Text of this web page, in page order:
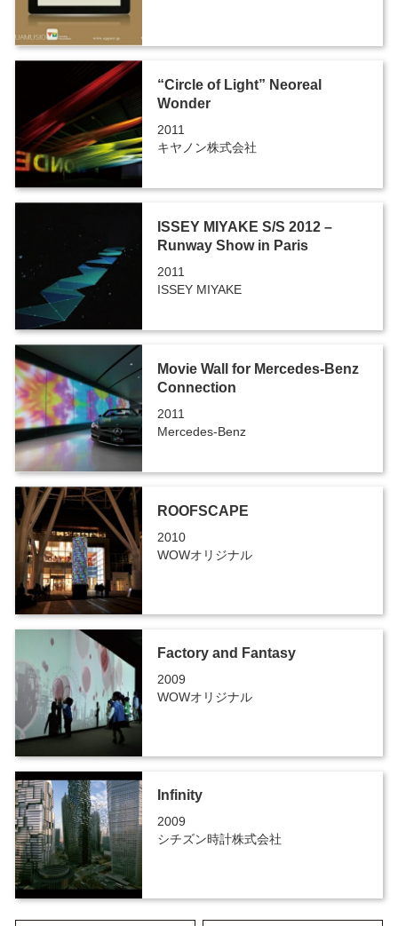
“Circle of Light” Neoreal
Wonder
2011
キヤノン株式会社
ISSEY MIYAKE S/S 2012 –
Runway Show in Paris
2011
ISSEY MIYAKE
Movie Wall for Mercedes-Benz
Connection
2011
Mercedes-Benz
ROOFSCAPE
2010
WOWオリジナル
Factory and Fantasy
2009
WOWオリジナル
Infinity
2009
シチズン時計株式会社